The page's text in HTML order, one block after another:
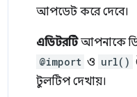
আপডেট করে দেবে।
এডিটরটিআপনাকে
@import ও url()
টুলটিপ দেখায়।